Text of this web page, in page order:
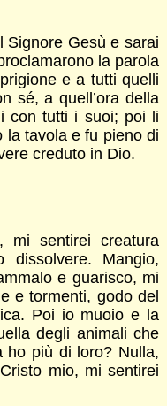
Signore Gesù e sarai
la parola
e a tutti quelli
sé, a quell’ora della
con tutti i suoi; poi li
la tavola e fu pieno di
creduto in Dio.
mi sentirei creatura
Mangio,
e guarisco, mi
e tormenti, godo del
Poi io muoio e la
degli animali che
ho più di loro? Nulla,
mio, mi sentirei